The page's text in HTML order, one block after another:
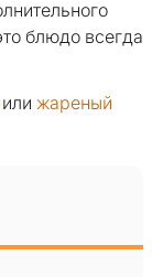
блюдо всегда
или жареный